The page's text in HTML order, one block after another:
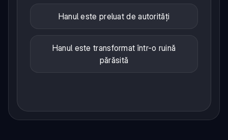
Hanul este preluat de autorități
Hanul este transformat într-o ruină
părăsită